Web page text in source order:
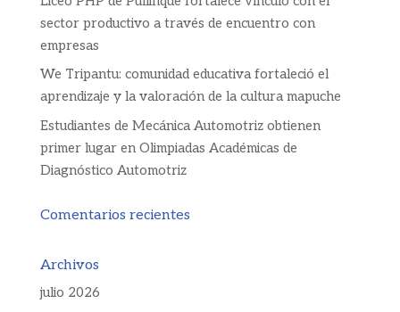
sector productivo a través de encuentro con
empresas
We Tripantu: comunidad educativa fortaleció el
aprendizaje y la valoración de la cultura mapuche
Estudiantes de Mecánica Automotriz obtienen
primer lugar en Olimpiadas Académicas de
Diagnóstico Automotriz
Comentarios recientes
Archivos
julio 2026